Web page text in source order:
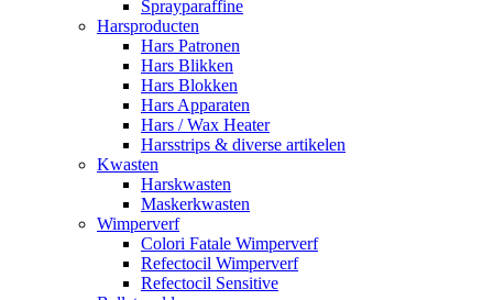
Sprayparaffine
Harsproducten
Hars Patronen
Hars Blikken
Hars Blokken
Hars Apparaten
Hars / Wax Heater
Harsstrips & diverse artikelen
Kwasten
Harskwasten
Maskerkwasten
Wimperverf
Colori Fatale Wimperverf
Refectocil Wimperverf
Refectocil Sensitive